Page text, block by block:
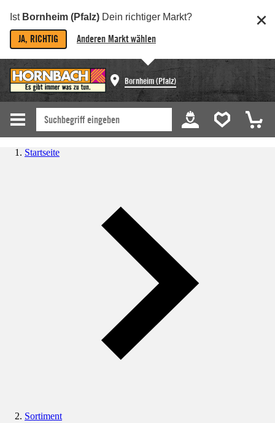
Ist Bornheim (Pfalz) Dein richtiger Markt?
JA, RICHTIG Anderen Markt wählen
Bornheim (Pfalz)
Startseite
Sortiment